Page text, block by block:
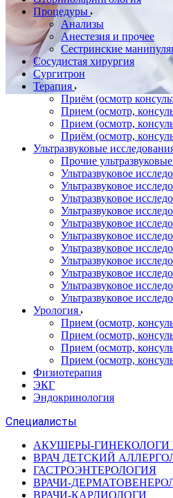
Процедуры
Анализы
Анестезия и прочее
Сестринские
Сосудистая хирургия
Сургитрон
Терапия
Приём (осмотр
Прием (осмотр,
Прием (осмотр,
Приём (осмотр,
Ультразвуковые
Прочие
Ультразвуковое
Ультразвуковое
Ультразвуковое
Ультразвуковое
Ультразвуковое
Ультразвуковое
Ультразвуковое
Ультразвуковое
Ультразвуковое
Ультразвуковое
Ультразвуковое
Урология
Прием (осмотр,
Прием (осмотр,
Прием (осмотр,
Прием (осмотр,
Физиотерапия
ЭКГ
Эндокринология
Специалисты
АКУШЕРЫ-ГИНЕКОЛОГИ
ВРАЧ ДЕТСКИЙ
ГАСТРОЭНТЕРОЛОГИЯ
ВРАЧИ-
ВРАЧИ-КАРДИОЛОГИ